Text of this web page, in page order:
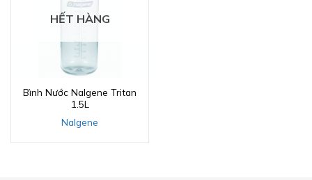
HẾT HÀNG
Bình Nước Nalgene Tritan
1.5L
Nalgene